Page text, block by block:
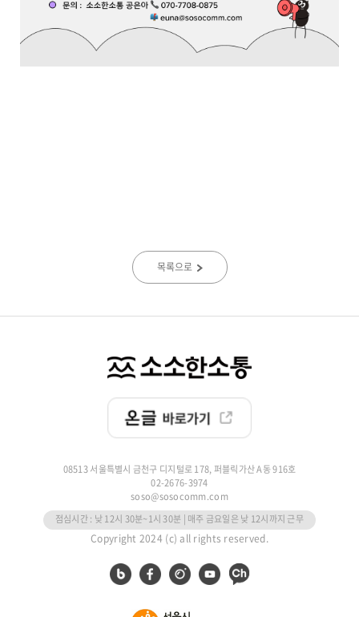
목록으로
08513 서울특별시 금천구 디지털로 178, 퍼블릭가산 A동 916호
02-2676-3974
soso@sosocomm.com
점심시간 : 낮 12시 30분~1시 30분 | 매주 금요일은 낮 12시까지 근무
Copyright 2024 (c) all rights reserved.